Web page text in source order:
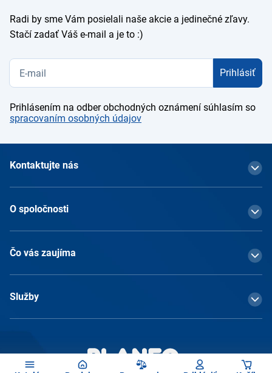
Radi by sme Vám posielali naše akcie a jedinečné zľavy.
Stačí zadať Váš e-mail a je to :)
Prihlásiť
Prihlásením na odber obchodných oznámení súhlasím so
spracovaním osobných údajov
Kontaktujte nás
O spoločnosti
Čo vás zaujíma
Služby